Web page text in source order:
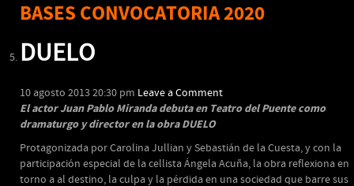
BASES CONVOCATORIA 2020
DUELO
10 agosto 2013 20:30 pm Leave a Comment
El actor Juan Pablo Miranda debuta en Teatro del Puente como
dramaturgo y director en la obra DUELO
Protagonizada por Carolina Jullian y Sebastián de la Cuesta, y con la
participación especial de la cellista Ángela Acuña, la obra reflexiona en
torno a al destino, la culpa y la pérdida en una sociedad que barre sus